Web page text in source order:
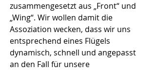
zusammengesetzt aus „Front“ und
„Wing“. Wir wollen damit die
Assoziation wecken, dass wir uns
entsprechend eines Flügels
dynamisch, schnell und angepasst
an den Fall für unsere